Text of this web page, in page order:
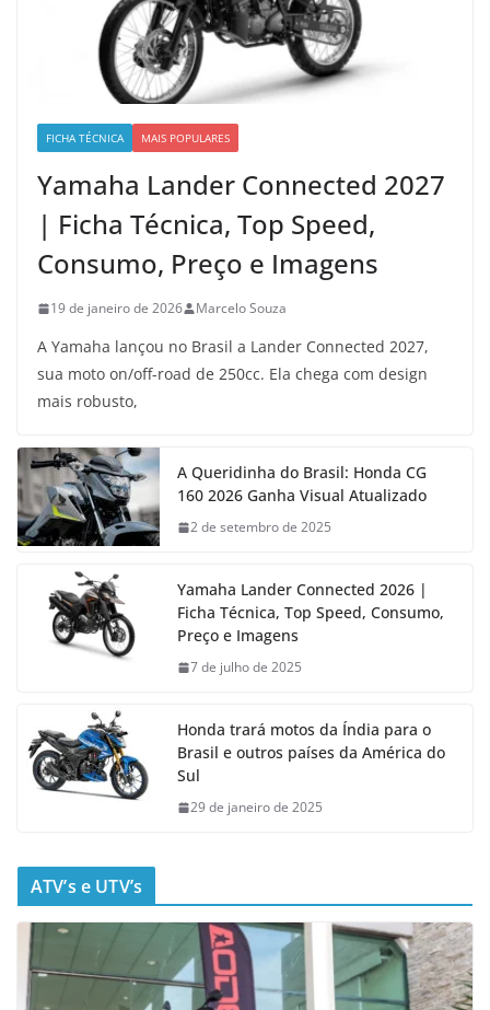
FICHA TÉCNICA MAIS POPULARES
Yamaha Lander Connected 2027
| Ficha Técnica, Top Speed,
Consumo, Preço e Imagens
19 de janeiro de 2026 Marcelo Souza
A Yamaha lançou no Brasil a Lander Connected 2027,
sua moto on/off-road de 250cc. Ela chega com design
mais robusto,
A Queridinha do Brasil: Honda CG
160 2026 Ganha Visual Atualizado
2 de setembro de 2025
Yamaha Lander Connected 2026 |
Ficha Técnica, Top Speed, Consumo,
Preço e Imagens
7 de julho de 2025
Honda trará motos da Índia para o
Brasil e outros países da América do
Sul
29 de janeiro de 2025
ATV’s e UTV’s